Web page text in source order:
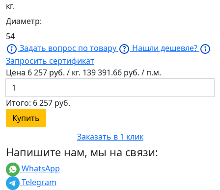
кг.
Диаметр:
54
Задать вопрос по товару
Нашли дешевле?
Запросить сертификат
Цена 6 257 руб. / кг. 139 391.66 руб. / п.м.
Итого: 6 257 руб.
Купить
Заказать в 1 клик
Напишите нам, мы на связи:
WhatsApp
Telegram